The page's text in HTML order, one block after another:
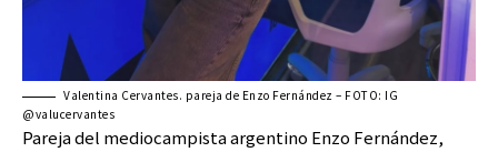
Valentina Cervantes. pareja de Enzo Fernández – FOTO: IG
@valucervantes
Pareja del mediocampista argentino Enzo Fernández,